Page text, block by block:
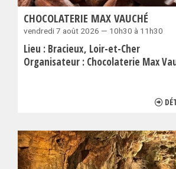
CHOCOLATERIE MAX VAUCHÉ
vendredi 7 août 2026 — 10h30 à 11h30
Lieu : Bracieux Loir-et-Cher
Organisateur : Chocolaterie Max